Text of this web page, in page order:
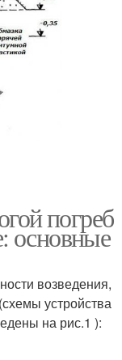
погреб
основные
возведения,
устройства
на рис.1 ):